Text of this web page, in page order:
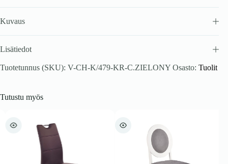
Kuvaus
Lisätiedot
Tuotetunnus (SKU): V-CH-K/479-KR-C.ZIELONY Osasto: Tuolit
Tutustu myös